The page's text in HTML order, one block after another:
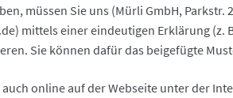
müssen Sie uns (Mürli GmbH, Parkstr.
mittels einer eindeutigen Erklärung
Sie können dafür das beigefügte
online auf der Webseite unter der